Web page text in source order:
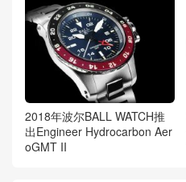
2018年波尔BALL WATCH推
出Engineer Hydrocarbon Aer
oGMT II